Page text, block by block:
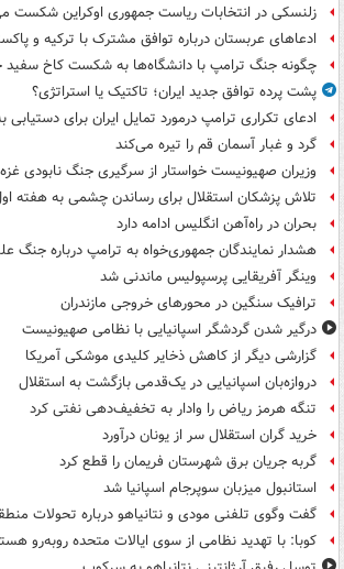
زلنسکی در انتخابات ریاست جمهوری اوکراین شکست
ادعاهای عربستان درباره توافق مشترک با ترکیه و
چگونه جنگ ترامپ با دانشگاه‌ها به شکست کاخ
پشت پرده توافق جدید ایران؛ تاکتیک یا استراتژی؟
ادعای تکراری ترامپ درمورد تمایل ایران برای دستیابی
گرد و غبار آسمان قم را تیره می‌کند
وزیران صهیونیست خواستار از سرگیری جنگ نابودی
تلاش پزشکان استقلال برای رساندن چشمی به هفته
بحران در راه‌آهن انگلیس ادامه دارد
هشدار نمایندگان جمهوری‌خواه به ترامپ درباره جنگ
وینگر آفریقایی پرسپولیس ماندنی شد
ترافیک سنگین در محورهای خروجی مازندران
درگیر شدن گردشگر اسپانیایی با نظامی صهیونیست
گزارشی دیگر از کاهش ذخایر کلیدی موشکی آمریکا
دروازه‌بان اسپانیایی در یک‌قدمی بازگشت به استقلال
تنگه هرمز ریاض را وادار به تخفیف‌دهی نفتی کرد
خرید گران استقلال سر از یونان درآورد
گربه جریان برق شهرستان فریمان را قطع کرد
استانبول میزبان سوپرجام اسپانیا شد
گفت وگوی تلفنی مودی و نتانیاهو درباره تحولات
کوبا: با تهدید نظامی از سوی ایالات متحده روبه‌رو